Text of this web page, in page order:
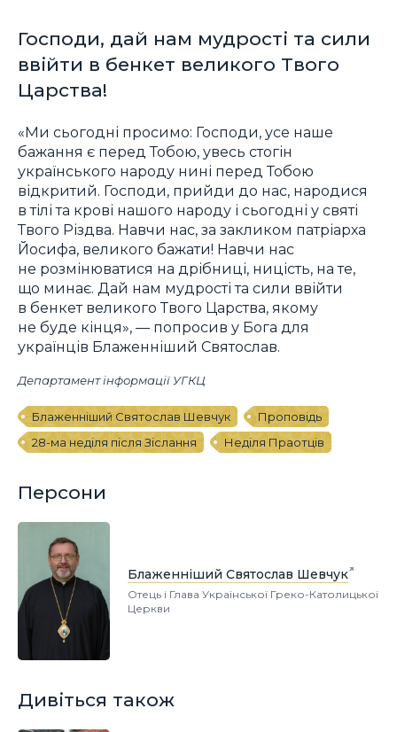
Господи, дай нам мудрості та сили
ввійти в бенкет великого Твого
Царства!
«Ми сьогодні просимо: Господи, усе наше
бажання є перед Тобою, увесь стогін
українського народу нині перед Тобою
відкритий. Господи, прийди до нас, народися
в тілі та крові нашого народу і сьогодні у святі
Твого Різдва. Навчи нас, за закликом патріарха
Йосифа, великого бажати! Навчи нас
не розмінюватися на дрібниці, ницість, на те,
що минає. Дай нам мудрості та сили ввійти
в бенкет великого Твого Царства, якому
не буде кінця», — попросив у Бога для
українців Блаженніший Святослав.
Департамент інформації УГКЦ
Блаженніший Святослав Шевчук
Проповідь
28-ма неділя після Зіслання
Неділя Праотців
Персони
Блаженніший Святослав Шевчук
Отець і Глава Української Греко-Католицької
Церкви
Дивіться також